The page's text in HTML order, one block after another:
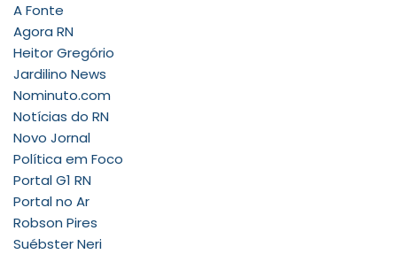
A Fonte
Agora RN
Heitor Gregório
Jardilino News
Nominuto.com
Notícias do RN
Novo Jornal
Política em Foco
Portal G1 RN
Portal no Ar
Robson Pires
Suébster Neri